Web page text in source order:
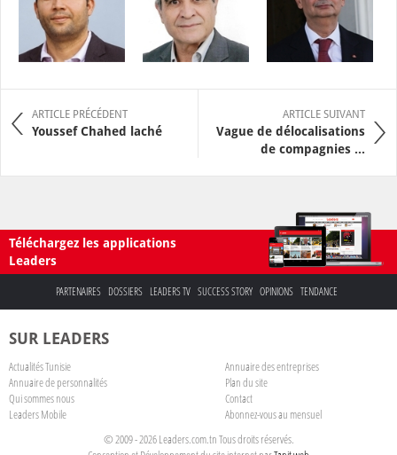
ARTICLE PRÉCÉDENT
Youssef Chahed laché
ARTICLE SUIVANT
Vague de délocalisations
de compagnies ...
Téléchargez les applications
Leaders
PARTENAIRES DOSSIERS LEADERS TV SUCCESS STORY OPINIONS TENDANCE
SUR LEADERS
Actualités Tunisie
Annuaire des entreprises
Annuaire de personnalités
Plan du site
Qui sommes nous
Contact
Leaders Mobile
Abonnez-vous au mensuel
© 2009 - 2026 Leaders.com.tn Tous droits réservés.